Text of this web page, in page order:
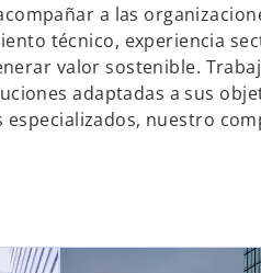
a las
técnico, experiencia
valor sostenible.
adaptadas a sus
nuestro